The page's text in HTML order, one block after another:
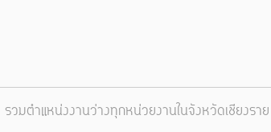
รวมตำแหน่งงานว่างทุกหน่วยงานในจังหวัดเชียงร